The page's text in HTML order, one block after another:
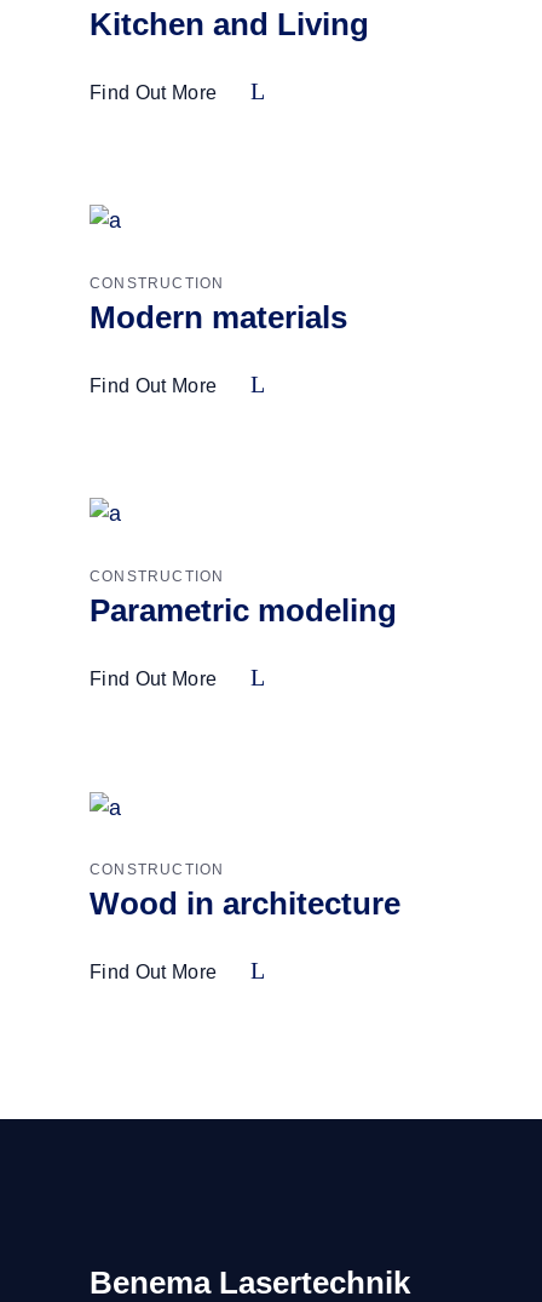
Kitchen and Living
Find Out More
CONSTRUCTION
Modern materials
Find Out More
CONSTRUCTION
Parametric modeling
Find Out More
CONSTRUCTION
Wood in architecture
Find Out More
Benema Lasertechnik